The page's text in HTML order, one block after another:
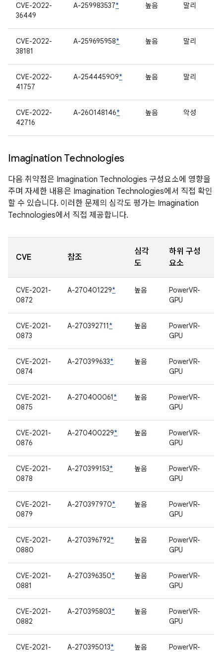
CVE-2022-
36449
A-259983537* 높음 말리
CVE-2022-
38181
A-259695958* 높음 말리
CVE-2022-
41757
A-254445909* 높음 말리
CVE-2022-
42716
A-260148146* 높음 악성
Imagination Technologies
다음 취약점은 Imagination Technologies 구성요소에 영향을
주며 자세한 내용은 Imagination Technologies에서 직접 확인
할 수 있습니다. 이러한 문제의 심각도 평가는 Imagination
Technologies에서 직접 제공합니다.
CVE 참조
심각
도
하위 구성
요소
CVE-2021-
0872
A-270401229* 높음
PowerVR-
GPU
CVE-2021-
0873
A-270392711* 높음
PowerVR-
GPU
CVE-2021-
0874
A-270399633* 높음
PowerVR-
GPU
CVE-2021-
0875
A-270400061* 높음
PowerVR-
GPU
CVE-2021-
0876
A-270400229* 높음
PowerVR-
GPU
CVE-2021-
0878
A-270399153* 높음
PowerVR-
GPU
CVE-2021-
0879
A-270397970* 높음
PowerVR-
GPU
CVE-2021-
0880
A-270396792* 높음
PowerVR-
GPU
CVE-2021-
0881
A-270396350* 높음
PowerVR-
GPU
CVE-2021-
0882
A-270395803* 높음
PowerVR-
GPU
CVE-2021-
A-270395013* 높음
PowerVR-